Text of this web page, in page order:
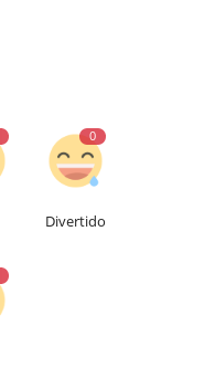
0
Divertido